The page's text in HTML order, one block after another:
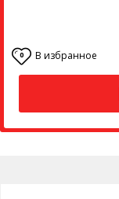
0 В избранное